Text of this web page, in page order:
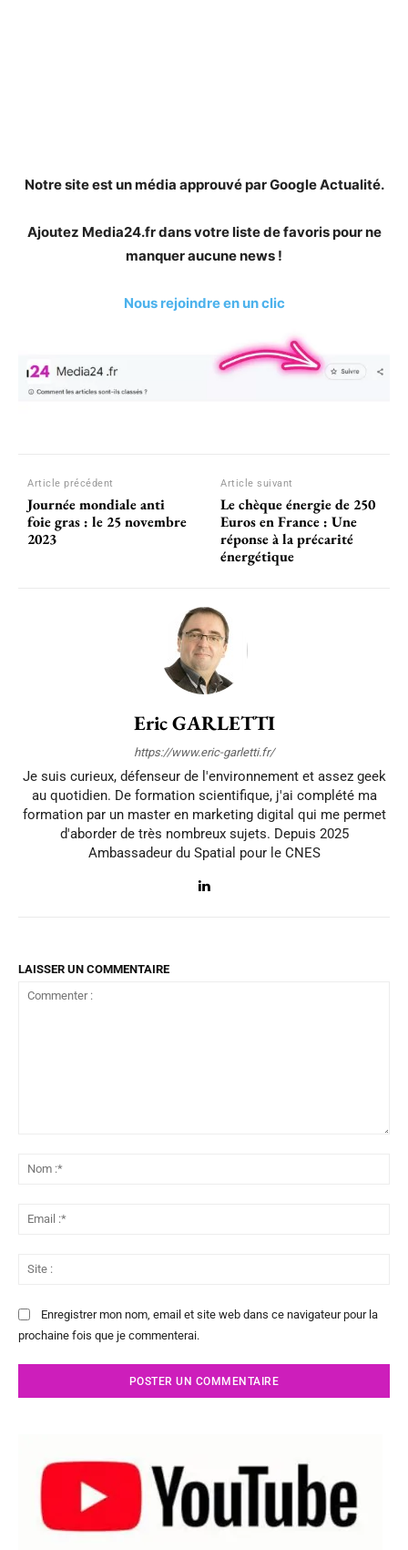
Notre site est un média approuvé par Google Actualité.
Ajoutez Media24.fr dans votre liste de favoris pour ne
manquer aucune news !
Nous rejoindre en un clic
Article précédent
Journée mondiale anti
foie gras : le 25 novembre
2023
Article suivant
Le chèque énergie de 250
Euros en France : Une
réponse à la précarité
énergétique
Eric GARLETTI
https://www.eric-garletti.fr/
Je suis curieux, défenseur de l'environnement et assez geek
au quotidien. De formation scientifique, j'ai complété ma
formation par un master en marketing digital qui me permet
d'aborder de très nombreux sujets. Depuis 2025
Ambassadeur du Spatial pour le CNES
LAISSER UN COMMENTAIRE
Enregistrer mon nom, email et site web dans ce navigateur pour la
prochaine fois que je commenterai.